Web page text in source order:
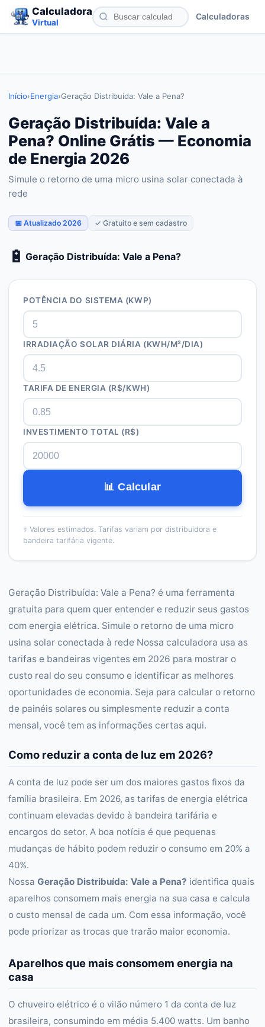
Calculadora
Virtual
Calculadoras
Início›Energia›Geração Distribuída: Vale a Pena?
Geração Distribuída: Vale a
Pena? Online Grátis — Economia
de Energia 2026
Simule o retorno de uma micro usina solar conectada à
rede
📅 Atualizado 2026 ✓ Gratuito e sem cadastro
🔋 Geração Distribuída: Vale a Pena?
POTÊNCIA DO SISTEMA (KWP)
IRRADIAÇÃO SOLAR DIÁRIA (KWH/M²/DIA)
TARIFA DE ENERGIA (R$/KWH)
INVESTIMENTO TOTAL (R$)
📊 Calcular
⚕️ Valores estimados. Tarifas variam por distribuidora e
bandeira tarifária vigente.
Geração Distribuída: Vale a Pena? é uma ferramenta
gratuita para quem quer entender e reduzir seus gastos
com energia elétrica. Simule o retorno de uma micro
usina solar conectada à rede Nossa calculadora usa as
tarifas e bandeiras vigentes em 2026 para mostrar o
custo real do seu consumo e identificar as melhores
oportunidades de economia. Seja para calcular o retorno
de painéis solares ou simplesmente reduzir a conta
mensal, você tem as informações certas aqui.
Como reduzir a conta de luz em 2026?
A conta de luz pode ser um dos maiores gastos fixos da
família brasileira. Em 2026, as tarifas de energia elétrica
continuam elevadas devido à bandeira tarifária e
encargos do setor. A boa notícia é que pequenas
mudanças de hábito podem reduzir o consumo em 20% a
40%.
Nossa Geração Distribuída: Vale a Pena? identifica quais
aparelhos consomem mais energia na sua casa e calcula
o custo mensal de cada um. Com essa informação, você
pode priorizar as trocas que trarão maior economia.
Aparelhos que mais consomem energia na
casa
O chuveiro elétrico é o vilão número 1 da conta de luz
brasileira, consumindo em média 5.400 watts. Um banho